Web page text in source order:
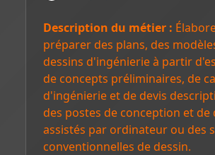
Description du métier :
préparer des plans, des
dessins d'ingénierie à partir
de concepts préliminaires, de
d'ingénierie et de devis
des postes de conception et de
assistés par ordinateur ou des
conventionnelles de dessin.